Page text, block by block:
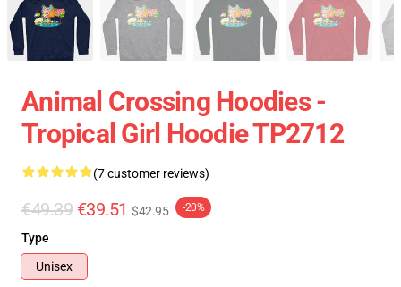
Animal Crossing Hoodies -
Tropical Girl Hoodie TP2712
(7 customer reviews)
€49.39 €39.51 $42.95 -20%
Type
Unisex